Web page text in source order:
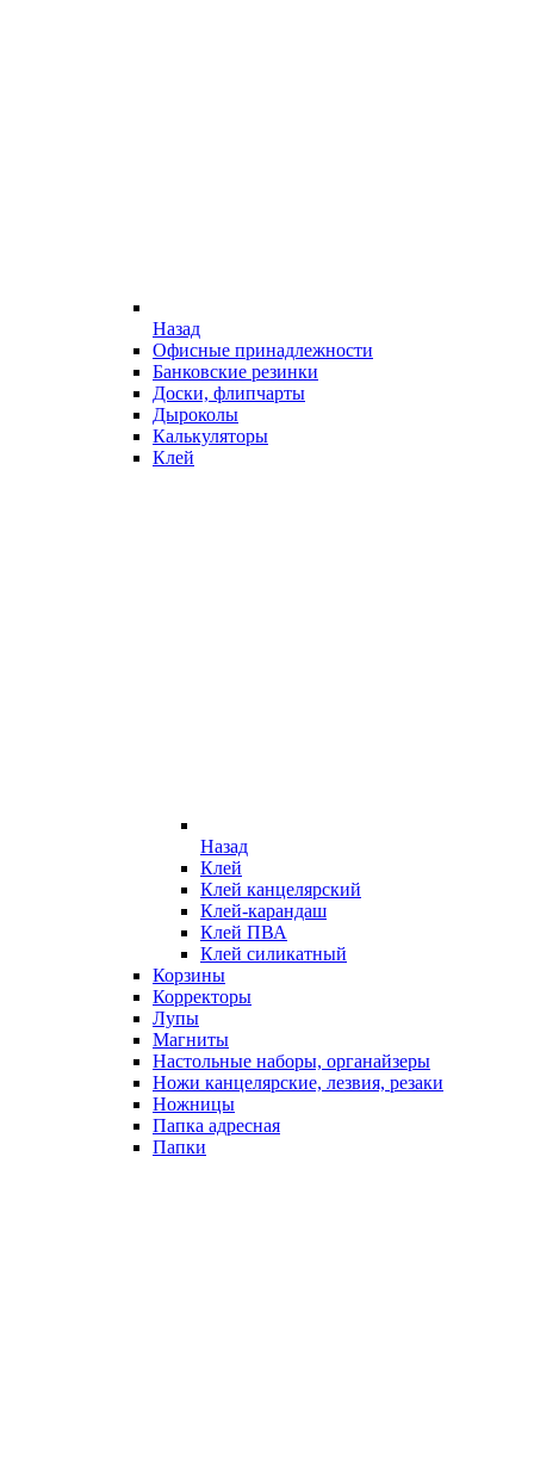
Назад
Офисные принадлежности
Банковские резинки
Доски, флипчарты
Дыроколы
Калькуляторы
Клей
Назад
Клей
Клей канцелярский
Клей-карандаш
Клей ПВА
Клей силикатный
Корзины
Корректоры
Лупы
Магниты
Настольные наборы, органайзеры
Ножи канцелярские, лезвия, резаки
Ножницы
Папка адресная
Папки